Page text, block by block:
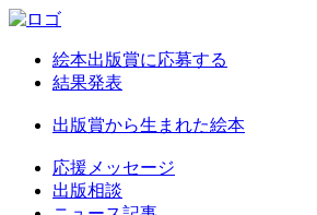
絵本出版賞に応募する
結果発表
出版賞から生まれた絵本
応援メッセージ
出版相談